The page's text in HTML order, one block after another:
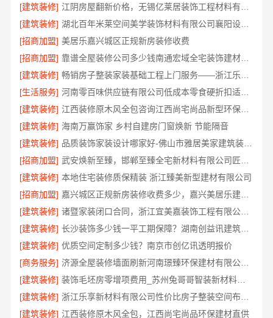
[建筑装修]
[建筑装修]
湖北百年米莱空间美学装饰材料有限公司襄阳设计装修轻奢风案例
[招商加盟] 美居乐嘉兴城区正规新房装修收费
[招商加盟]
靠谱全屋装修公司多少钱南通宏域全宅装饰建材有限公司
[建筑装修]
[生活服务]
河南零百味供应链有限公司低成本零食硬折扣适配全场景
[建筑装修]
江西装修原木风全包咨询江西尚宅尚品新型环保材料有限公司
[建筑装修] 海南万赢饰家 乡村自建房门窗焕新 节能隔音
[建筑装修]
品质装饰家装设计哪家好-佛山市雅居美家建筑装饰工程有限公司
[招商加盟]
[建筑装修] 本地住宅装修质保精装 浙江臻美新型建材有限公司
[招商加盟]
嘉兴城区正规新房装修收费多少，嘉兴美居乐建材科技有限公司透明清单
[建筑装修]
诸暨家装闭口合同，浙江宜美嘉装饰工程有限公司让您装修无忧
[建筑装修]
长沙装饰多少钱一平工期保障？湖南创益讯建筑有限公司答
[建筑装修] 优质空间定制多少钱？南京市创亿讯透明报价
[商务服务]
济源全屋装修墙面刷新河南璟臻环保建材有限公司环保材料
[建筑装修]
装饰毛坯房零增项费用_苏州兔哥哥智装新材料有限公司
[建筑装修]
浙江乐享新材料有限公司性价比房子整装空间布局上门服务
[建筑装修] 江西装修原木风全包，江西尚宅尚品环保建材直供